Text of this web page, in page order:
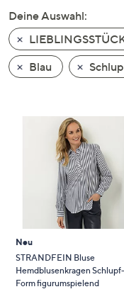
nach
unten
oder
wischen
Sie
diese
anzuzeigen.
Deine Auswahl:
Blau
Neu
STRANDFEIN Bluse
Hemdblusenkragen Schlupf-
Form figurumspielend